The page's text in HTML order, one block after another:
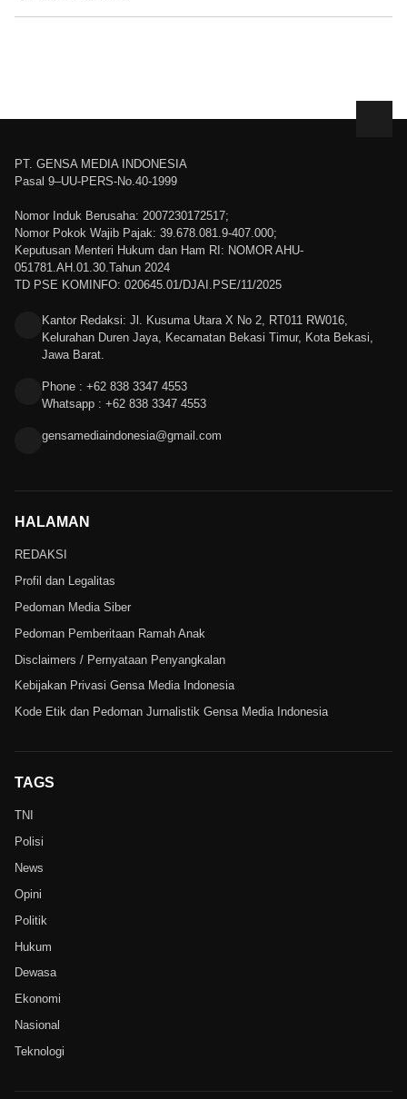
PT. GENSA MEDIA INDONESIA
Pasal 9–UU-PERS-No.40-1999
Nomor Induk Berusaha: 2007230172517;
Nomor Pokok Wajib Pajak: 39.678.081.9-407.000;
Keputusan Menteri Hukum dan Ham RI: NOMOR AHU-
051781.AH.01.30.Tahun 2024
TD PSE KOMINFO: 020645.01/DJAI.PSE/11/2025
Kantor Redaksi: Jl. Kusuma Utara X No 2, RT011 RW016,
Kelurahan Duren Jaya, Kecamatan Bekasi Timur, Kota Bekasi,
Jawa Barat.
Phone : +62 838 3347 4553
Whatsapp : +62 838 3347 4553
gensamediaindonesia@gmail.com
HALAMAN
REDAKSI
Profil dan Legalitas
Pedoman Media Siber
Pedoman Pemberitaan Ramah Anak
Disclaimers / Pernyataan Penyangkalan
Kebijakan Privasi Gensa Media Indonesia
Kode Etik dan Pedoman Jurnalistik Gensa Media Indonesia
TAGS
TNI
Polisi
News
Opini
Politik
Hukum
Dewasa
Ekonomi
Nasional
Teknologi